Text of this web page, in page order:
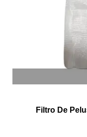
Filtro De